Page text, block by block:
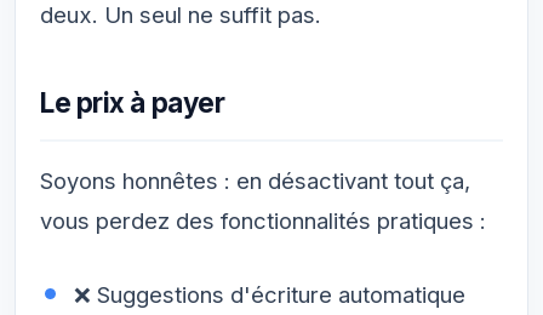
deux. Un seul ne suffit pas.
Le prix à payer
Soyons honnêtes : en désactivant tout ça,
vous perdez des fonctionnalités pratiques :
❌ Suggestions d'écriture automatique